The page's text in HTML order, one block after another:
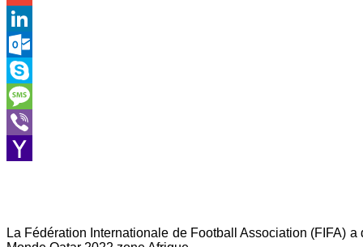
Gmail
LinkedIn
Outlook.com
Skype
Message
Viber
La Fédération Internationale de Football Association (FIFA)